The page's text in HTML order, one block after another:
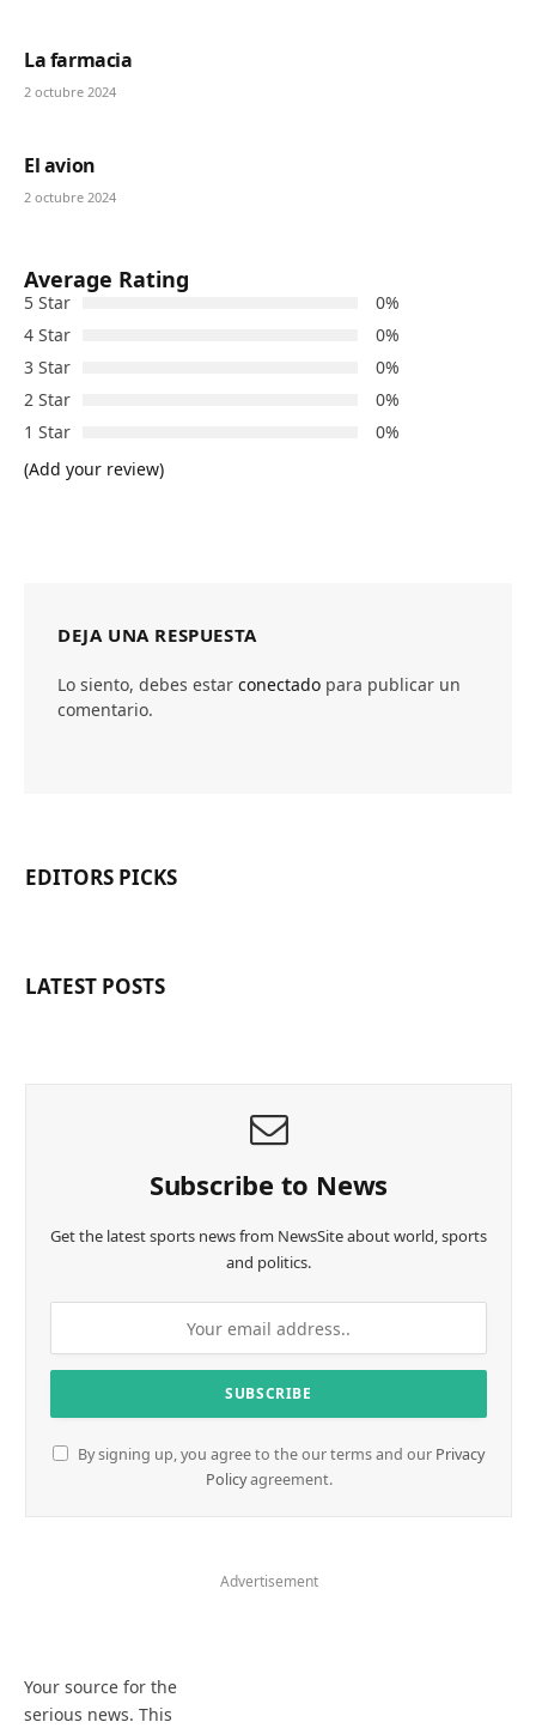
La farmacia
2 octubre 2024
El avion
2 octubre 2024
Average Rating
5 Star
0%
4 Star
0%
3 Star
0%
2 Star
0%
1 Star
0%
(Add your review)
DEJA UNA RESPUESTA
Lo siento, debes estar conectado para publicar un
comentario.
EDITORS PICKS
LATEST POSTS
Subscribe to News
Get the latest sports news from NewsSite about world, sports
and politics.
By signing up, you agree to the our terms and our Privacy
Policyagreement.
Advertisement
Your source for the
serious news. This